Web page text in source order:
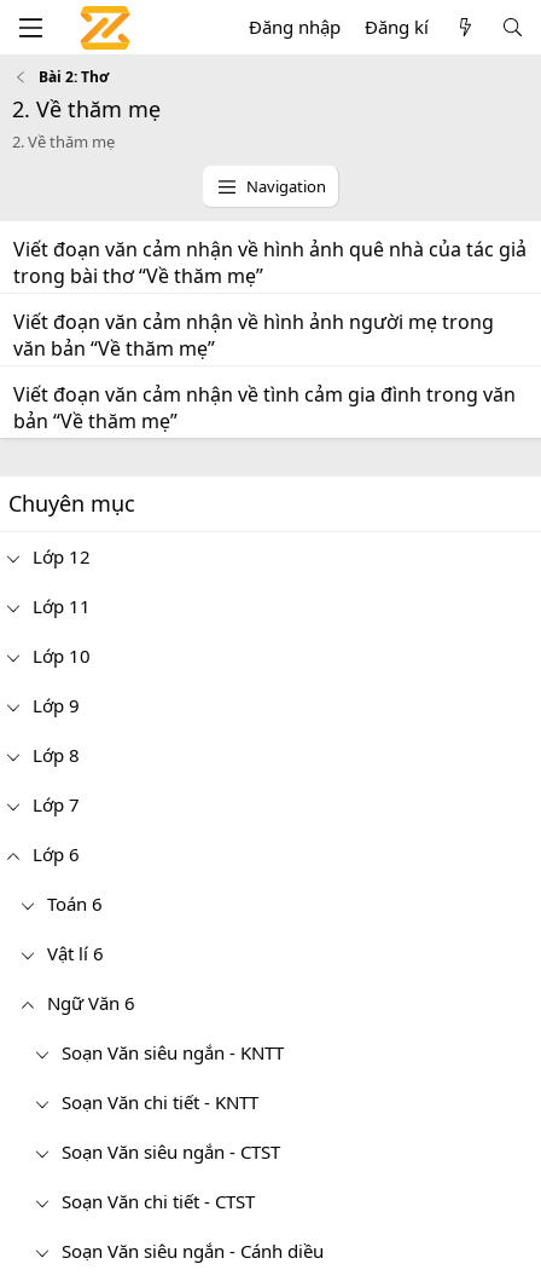
Đăng nhập Đăng kí
Bài 2: Thơ
2. Về thăm mẹ
2. Về thăm mẹ
Navigation
Viết đoạn văn cảm nhận về hình ảnh quê nhà của tác giả
trong bài thơ “Về thăm mẹ”
Viết đoạn văn cảm nhận về hình ảnh người mẹ trong
văn bản “Về thăm mẹ”
Viết đoạn văn cảm nhận về tình cảm gia đình trong văn
bản “Về thăm mẹ”
Chuyên mục
Lớp 12
Lớp 11
Lớp 10
Lớp 9
Lớp 8
Lớp 7
Lớp 6
Toán 6
Vật lí 6
Ngữ Văn 6
Soạn Văn siêu ngắn - KNTT
Soạn Văn chi tiết - KNTT
Soạn Văn siêu ngắn - CTST
Soạn Văn chi tiết - CTST
Soạn Văn siêu ngắn - Cánh diều